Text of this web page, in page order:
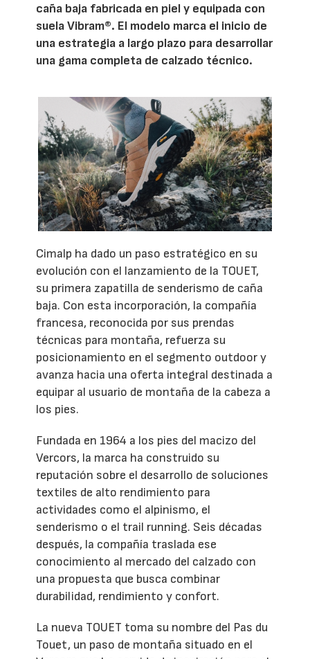
caña baja fabricada en piel y equipada con
suela Vibram®. El modelo marca el inicio de
una estrategia a largo plazo para desarrollar
una gama completa de calzado técnico.
Cimalp ha dado un paso estratégico en su
evolución con el lanzamiento de la TOUET,
su primera zapatilla de senderismo de caña
baja. Con esta incorporación, la compañía
francesa, reconocida por sus prendas
técnicas para montaña, refuerza su
posicionamiento en el segmento outdoor y
avanza hacia una oferta integral destinada a
equipar al usuario de montaña de la cabeza a
los pies.
Fundada en 1964 a los pies del macizo del
Vercors, la marca ha construido su
reputación sobre el desarrollo de soluciones
textiles de alto rendimiento para
actividades como el alpinismo, el
senderismo o el trail running. Seis décadas
después, la compañía traslada ese
conocimiento al mercado del calzado con
una propuesta que busca combinar
durabilidad, rendimiento y confort.
La nueva TOUET toma su nombre del Pas du
Touet, un paso de montaña situado en el